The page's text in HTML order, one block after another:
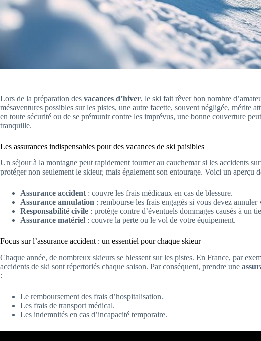
Lors de la préparation des vacances d’hiver, le ski fait rêver bon nombre
mésaventures possibles sur les pistes, une autre facette, souvent négligée, mérite
en toute sécurité ou de se prémunir contre les imprévus, une bonne couverture
tranquille.
Les assurances indispensables pour des vacances de ski paisibles
Un séjour à la montagne peut rapidement tourner au cauchemar si les accidents
protéger non seulement le skieur, mais également son entourage. Voici un aperçu
Assurance accident: couvre les frais médicaux en cas de blessure.
Assurance annulation : rembourse les frais engagés si vous devez annuler
Responsabilité civile : protège contre d’éventuels dommages causés à un
Assurance matériel : couvre la perte ou le vol de votre équipement.
Focus sur l’assurance accident : un essentiel pour chaque skieur
Chaque année, de nombreux skieurs se blessent sur les pistes. En France, par
accidents de ski sont répertoriés chaque saison. Par conséquent, prendre une
:
Le remboursement des frais d’hospitalisation.
Les frais de transport médical.
Les indemnités en cas d’incapacité temporaire.